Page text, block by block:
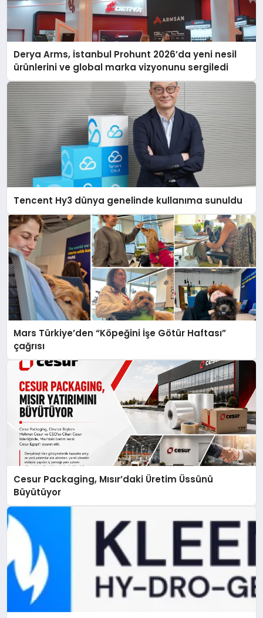
Derya Arms, İstanbul Prohunt 2026’da yeni nesil
ürünlerini ve global marka vizyonunu sergiledi
Tencent Hy3 dünya genelinde kullanıma sunuldu
Mars Türkiye’den “Köpeğini İşe Götür Haftası”
çağrısı
Cesur Packaging, Mısır’daki Üretim Üssünü
Büyütüyor